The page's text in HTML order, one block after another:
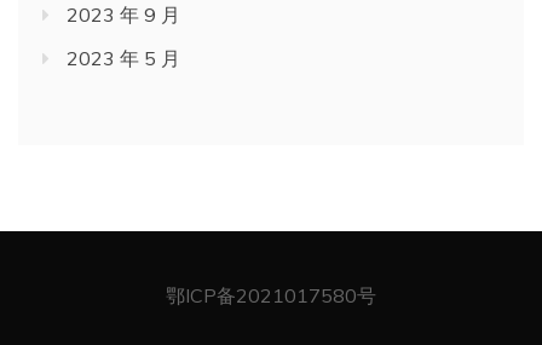
2023 年 9 月
2023 年 5 月
鄂ICP备2021017580号